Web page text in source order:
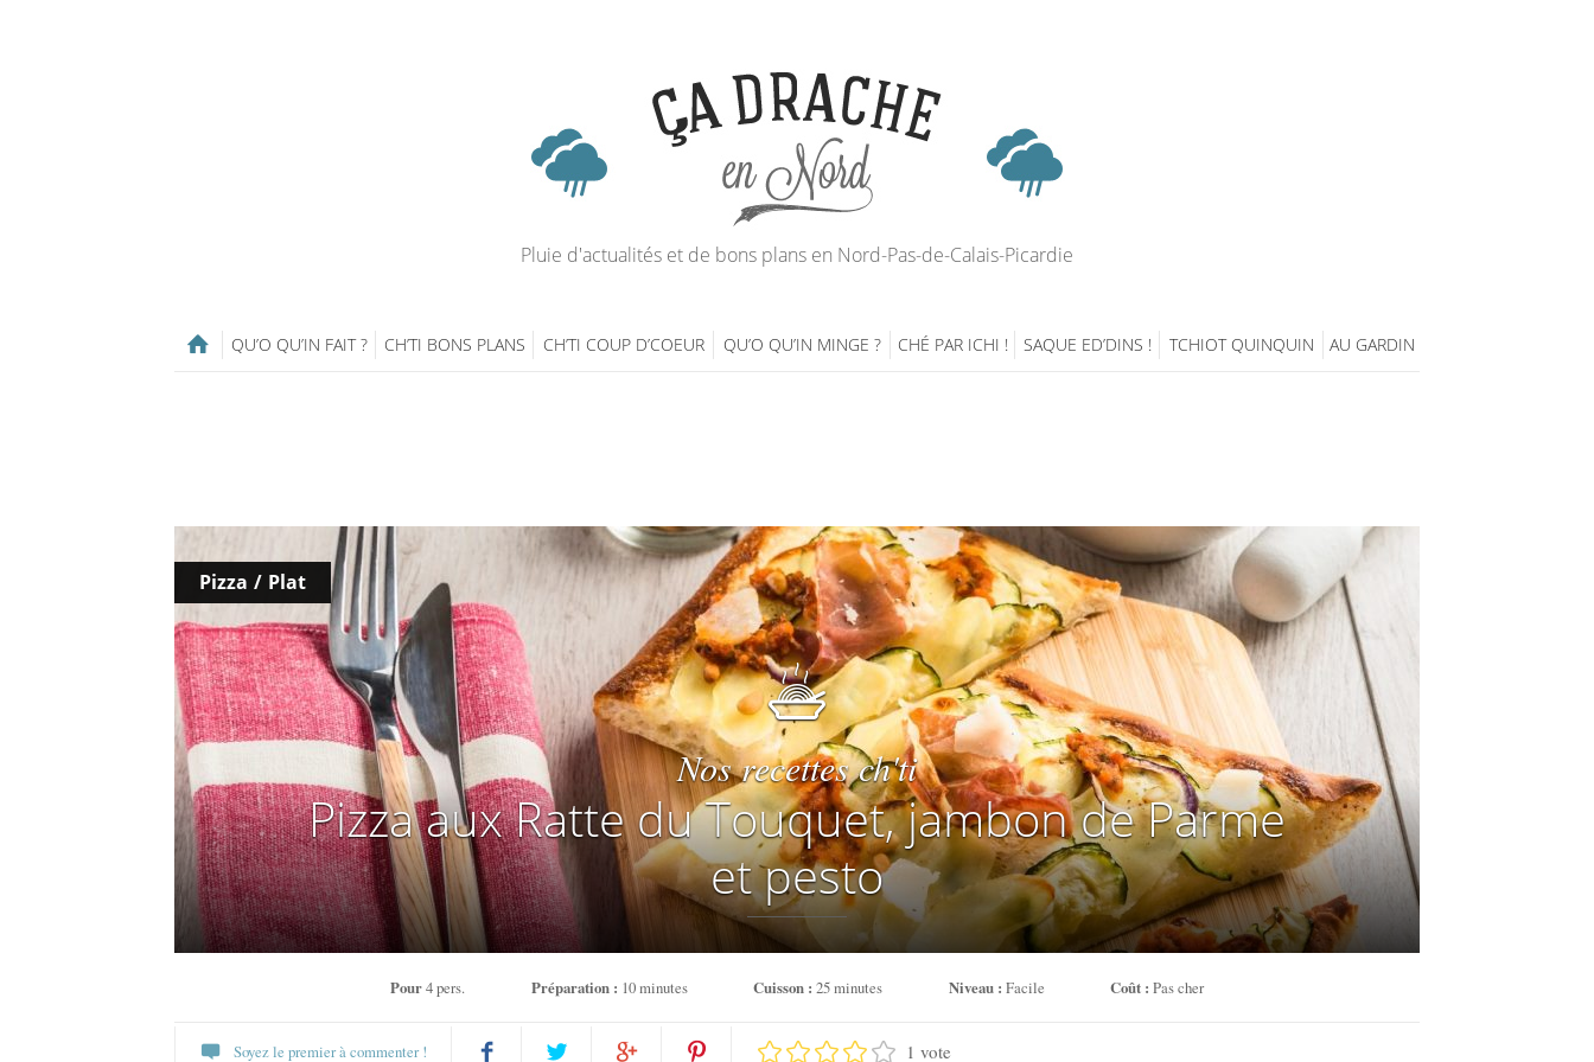
Pluie d'actualités et de bons plans en Nord-Pas-de-Calais-Picardie
QU’O QU’IN FAIT ? CH’TI BONS PLANS CH’TI COUP D’COEUR QU’O QU’IN MINGE ? CHÉ PAR ICHI ! SAQUE ED’DINS ! TCHIOT QUINQUIN AU GARDIN
Pizza / Plat
Nos recettes ch'ti
Pizza aux Ratte du Touquet, jambon de Parme
et pesto
Pour4 pers. Préparation : 10 minutes Cuisson : 25 minutes Niveau : Facile Coût : Pas cher
Soyez le premier à commenter ! 1 vote